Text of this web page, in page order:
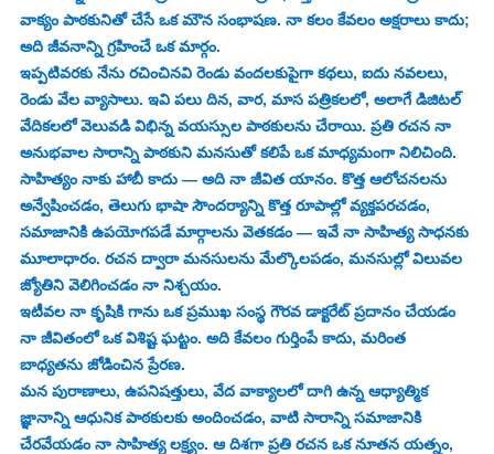
వాక్యం పాఠకునితో చేసే ఒక మౌన సంభాషణ. నా కలం కేవలం అక్షరాలు కాదు;
అది జీవనాన్ని గ్రహించే ఒక మార్గం.
ఇప్పటివరకు నేను రచించినవి రెండు వందలకుపైగా కథలు, ఐదు నవలలు,
రెండు వేల వ్యాసాలు. ఇవి పలు దిన, వార, మాస పత్రికలలో, అలాగే డిజిటల్
వేదికలలో వెలువడి విభిన్న వయస్సుల పాఠకులను చేరాయి. ప్రతి రచన నా
అనుభవాల సారాన్ని పాఠకుని మనసుతో కలిపే ఒక మాధ్యమంగా నిలిచింది.
సాహిత్యం నాకు హాబీ కాదు — అది నా జీవిత యానం. కొత్త ఆలోచనలను
అన్వేషించడం, తెలుగు భాషా సౌందర్యాన్ని కొత్త రూపాల్లో వ్యక్తపరచడం,
సమాజానికి ఉపయోగపడే మార్గాలను వెతకడం — ఇవే నా సాహిత్య సాధనకు
మూలాధారం. రచన ద్వారా మనసులను మేల్కొలపడం, మనసుల్లో విలువల
జ్యోతిని వెలిగించడం నా నిశ్చయం.
ఇటీవల నా కృషికి గాను ఒక ప్రముఖ సంస్థ గౌరవ డాక్టరేట్ ప్రదానం చేయడం
నా జీవితంలో ఒక విశిష్ట ఘట్టం. అది కేవలం గుర్తింపే కాదు, మరింత
బాధ్యతను జోడించిన ప్రేరణ.
మన పురాణాలు, ఉపనిషత్తులు, వేద వాక్యాలలో దాగి ఉన్న ఆధ్యాత్మిక
జ్ఞానాన్ని ఆధునిక పాఠకులకు అందించడం, వాటి సారాన్ని సమాజానికి
చేరవేయడం నా సాహిత్య లక్ష్యం. ఆ దిశగా ప్రతి రచన ఒక నూతన యత్నం,